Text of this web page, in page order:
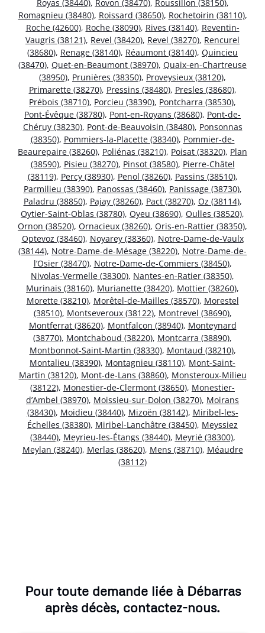
Royas (38440), Rovon (38470), Roussillon (38150),
Romagnieu (38480), Roissard (38650), Rochetoirin (38110),
Roche (42600), Roche (38090), Rives (38140), Reventin-
Vaugris (38121), Revel (38420), Revel (38270), Rencurel
(38680), Renage (38140), Réaumont (38140), Quincieu
(38470), Quet-en-Beaumont (38970), Quaix-en-Chartreuse
(38950), Prunières (38350), Proveysieux (38120),
Primarette (38270), Pressins (38480), Presles (38680),
Prébois (38710), Porcieu (38390), Pontcharra (38530),
Pont-Évêque (38780), Pont-en-Royans (38680), Pont-de-
Chéruy (38230), Pont-de-Beauvoisin (38480), Ponsonnas
(38350), Pommiers-la-Placette (38340), Pommier-de-
Beaurepaire (38260), Poliénas (38210), Poisat (38320), Plan
(38590), Pisieu (38270), Pinsot (38580), Pierre-Châtel
(38119), Percy (38930), Penol (38260), Passins (38510),
Parmilieu (38390), Panossas (38460), Panissage (38730),
Paladru (38850), Pajay (38260), Pact (38270), Oz (38114),
Oytier-Saint-Oblas (38780), Oyeu (38690), Oulles (38520),
Ornon (38520), Ornacieux (38260), Oris-en-Rattier (38350),
Optevoz (38460), Noyarey (38360), Notre-Dame-de-Vaulx
(38144), Notre-Dame-de-Mésage (38220), Notre-Dame-de-
l’Osier (38470), Notre-Dame-de-Commiers (38450),
Nivolas-Vermelle (38300), Nantes-en-Ratier (38350),
Murinais (38160), Murianette (38420), Mottier (38260),
Morette (38210), Morêtel-de-Mailles (38570), Morestel
(38510), Montseveroux (38122), Montrevel (38690),
Montferrat (38620), Montfalcon (38940), Monteynard
(38770), Montchaboud (38220), Montcarra (38890),
Montbonnot-Saint-Martin (38330), Montaud (38210),
Montalieu (38390), Montagnieu (38110), Mont-Saint-
Martin (38120), Mont-de-Lans (38860), Monsteroux-Milieu
(38122), Monestier-de-Clermont (38650), Monestier-
d’Ambel (38970), Moissieu-sur-Dolon (38270), Moirans
(38430), Moidieu (38440), Mizoën (38142), Miribel-les-
Échelles (38380), Miribel-Lanchâtre (38450), Meyssiez
(38440), Meyrieu-les-Étangs (38440), Meyrié (38300),
Meylan (38240), Merlas (38620), Mens (38710), Méaudre
(38112)
Pour toute demande liée à Débarras
après décès, contactez-nous.